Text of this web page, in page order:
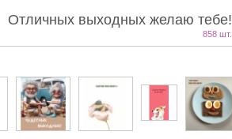
Отличных выходных желаю тебе!
858 шт.